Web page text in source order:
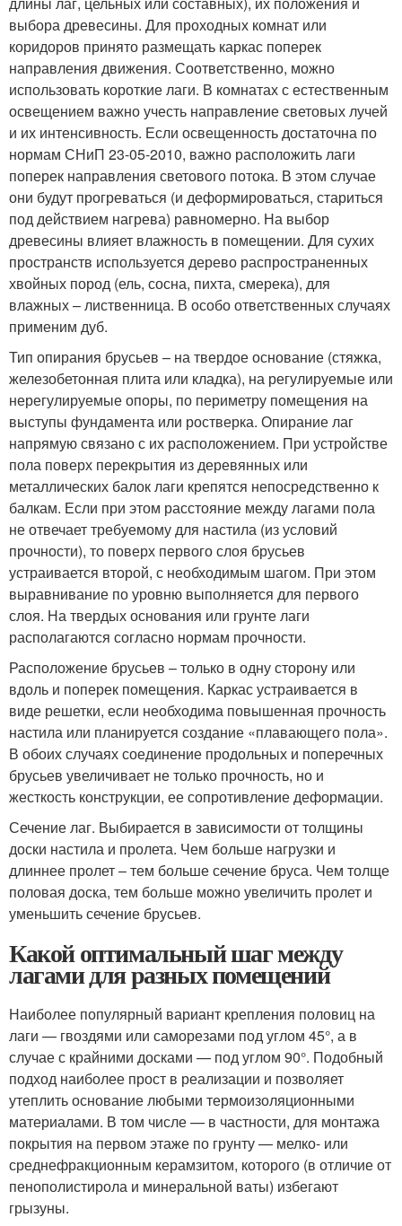
выбора древесины. Для проходных комнат или
коридоров принято размещать каркас поперек
направления движения. Соответственно, можно
использовать короткие лаги. В комнатах с естественным
освещением важно учесть направление световых лучей
и их интенсивность. Если освещенность достаточна по
нормам СНиП 23-05-2010, важно расположить лаги
поперек направления светового потока. В этом случае
они будут прогреваться (и деформироваться, стариться
под действием нагрева) равномерно. На выбор
древесины влияет влажность в помещении. Для сухих
пространств используется дерево распространенных
хвойных пород (ель, сосна, пихта, смерека), для
влажных – лиственница. В особо ответственных случаях
применим дуб.
Тип опирания брусьев – на твердое основание (стяжка,
железобетонная плита или кладка), на регулируемые или
нерегулируемые опоры, по периметру помещения на
выступы фундамента или ростверка. Опирание лаг
напрямую связано с их расположением. При устройстве
пола поверх перекрытия из деревянных или
металлических балок лаги крепятся непосредственно к
балкам. Если при этом расстояние между лагами пола
не отвечает требуемому для настила (из условий
прочности), то поверх первого слоя брусьев
устраивается второй, с необходимым шагом. При этом
выравнивание по уровню выполняется для первого
слоя. На твердых основания или грунте лаги
располагаются согласно нормам прочности.
Расположение брусьев – только в одну сторону или
вдоль и поперек помещения. Каркас устраивается в
виде решетки, если необходима повышенная прочность
настила или планируется создание «плавающего пола».
В обоих случаях соединение продольных и поперечных
брусьев увеличивает не только прочность, но и
жесткость конструкции, ее сопротивление деформации.
Сечение лаг. Выбирается в зависимости от толщины
доски настила и пролета. Чем больше нагрузки и
длиннее пролет – тем больше сечение бруса. Чем толще
половая доска, тем больше можно увеличить пролет и
уменьшить сечение брусьев.
Какой оптимальный шаг между
лагами для разных помещений
Наиболее популярный вариант крепления половиц на
лаги — гвоздями или саморезами под углом 45°, а в
случае с крайними досками — под углом 90°. Подобный
подход наиболее прост в реализации и позволяет
утеплить основание любыми термоизоляционными
материалами. В том числе — в частности, для монтажа
покрытия на первом этаже по грунту — мелко- или
среднефракционным керамзитом, которого (в отличие от
пенополистирола и минеральной ваты) избегают
грызуны.